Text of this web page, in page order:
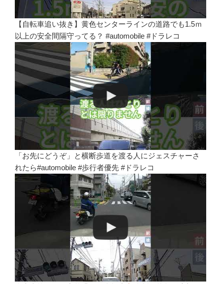
【自転車追い抜き】黄色センターラインの道路でも1.5ｍ
以上の安全間隔守ってる？ #automobile #ドラレコ
「お先にどうぞ」と横断歩道を渡る人にジェスチャーさ
れたら#automobile #歩行者優先 #ドラレコ